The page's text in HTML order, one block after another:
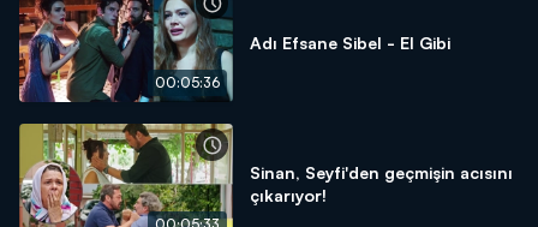
00:05:36
Adı Efsane Sibel - El Gibi
Sinan, Seyfi'den geçmişin acısını
çıkarıyor!